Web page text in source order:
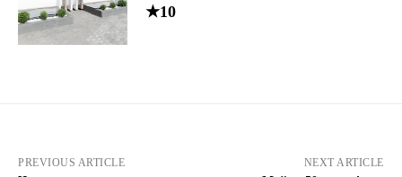
★10
PREVIOUS ARTICLE NEXT ARTICLE